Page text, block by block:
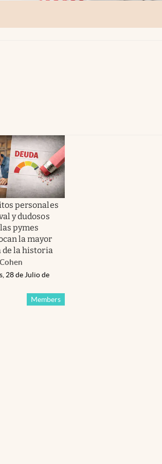
personales
y dudosos
pymes
la mayor
de la historia
Members
28 de Julio de